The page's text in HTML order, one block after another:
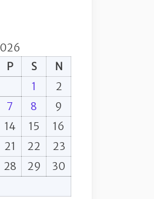
P S
N
1
2
7 8
9
14 15
16
21 22
23
28 29
30